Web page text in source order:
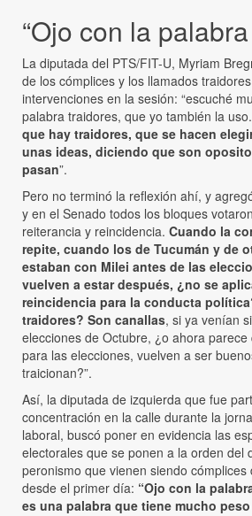
“Ojo con la
La diputada del PTS/FIT-U, Myriam
de los cómplices y los llamados
intervenciones en la sesión: “escuché
palabra traidores, que yo también la
que hay traidores, que se hacen
unas ideas, diciendo que son
pasan”.
Pero no terminó la reflexión ahí, y
y en el Senado todos los bloques
reiterancia y reincidencia. Cuando la
repite, cuando los de Tucumán y de
estaban con Milei antes de las
vuelven a estar después, ¿no se
reincidencia para la conducta
traidores? Son canallas, si ya venían
elecciones de Octubre, ¿o ahora
para las elecciones, vuelven a ser
traicionan?”.
Así, la diputada de izquierda que fue
concentración en la calle durante la
laboral, buscó poner en evidencia las
electorales que se ponen a la orden del
peronismo que vienen siendo cómplices
desde el primer día: “Ojo con la
es una palabra que tiene mucho